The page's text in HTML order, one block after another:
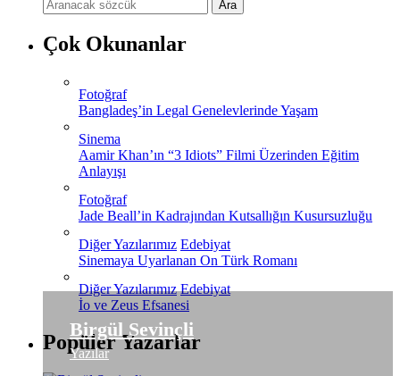
Çok Okunanlar
Fotoğraf
Bangladeş’in Legal Genelevlerinde Yaşam
Sinema
Aamir Khan’ın “3 Idiots” Filmi Üzerinden Eğitim
Anlayışı
Fotoğraf
Jade Beall’in Kadrajından Kutsallığın Kusursuzluğu
Diğer Yazılarımız Edebiyat
Sinemaya Uyarlanan On Türk Romanı
Diğer Yazılarımız Edebiyat
İo ve Zeus Efsanesi
Popüler Yazarlar
Birgül Sevinçli
Yazılar